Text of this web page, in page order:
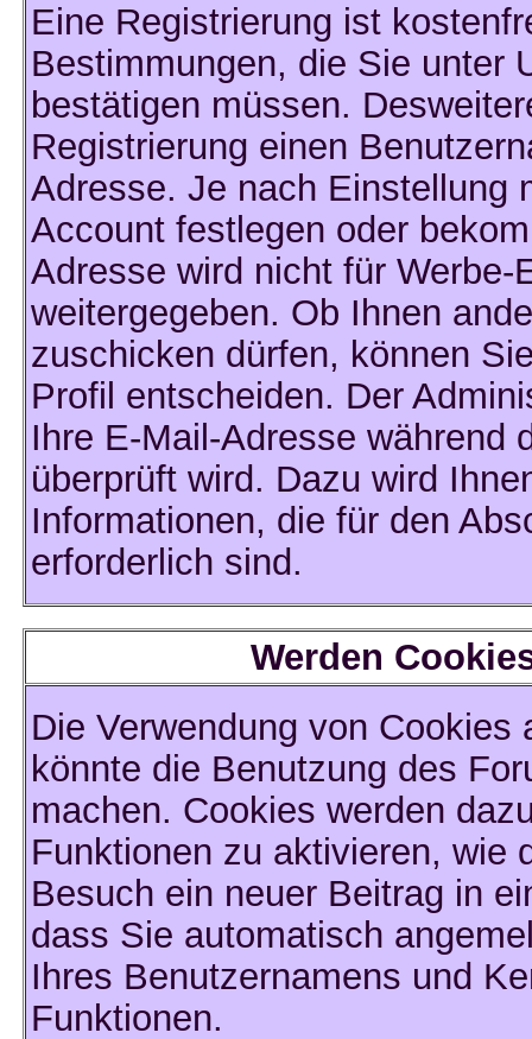
Eine Registrierung ist
Bestimmungen, die Sie unter
bestätigen müssen.
Registrierung einen
Adresse. Je nach Einstellung
Account festlegen oder
Adresse wird nicht für
weitergegeben. Ob Ihnen
zuschicken dürfen, können
Profil entscheiden. Der
Ihre E-Mail-Adresse während
überprüft wird. Dazu wird
Informationen, die für den
erforderlich sind.
Werden
Die Verwendung von
könnte die Benutzung des
machen. Cookies werden
Funktionen zu aktivieren, wie
Besuch ein neuer Beitrag in
dass Sie automatisch
Ihres Benutzernamens und
Funktionen.